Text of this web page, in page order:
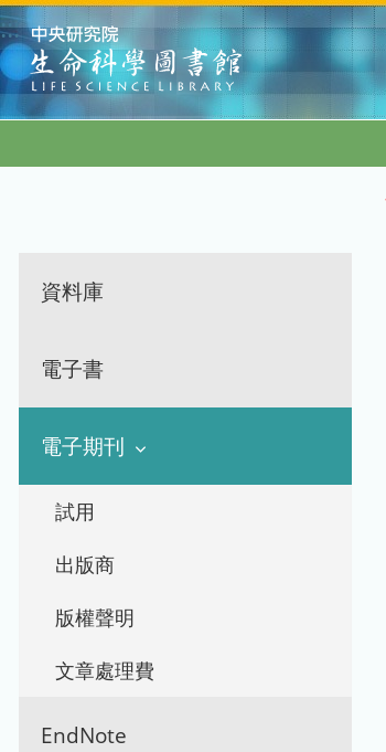
:::
資料庫
電子書
電子期刊
試用
出版商
版權聲明
文章處理費
EndNote